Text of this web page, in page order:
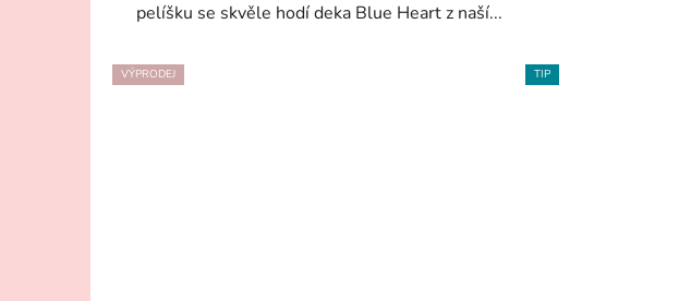
pelíšku se skvěle hodí deka Blue Heart z naší...
VÝPRODEJ TIP